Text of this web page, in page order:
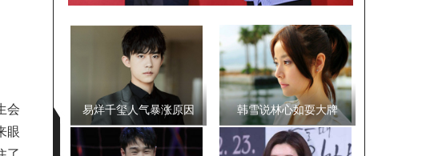
会
眼
易烊千玺人气暴涨原因 韩雪说林心如耍大牌